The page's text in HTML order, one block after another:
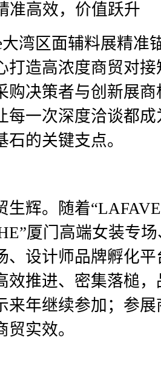
准高效，价值跃升
大湾区面辅料展精准
打造高浓度商贸对
购决策者与创新展
每一次深度洽谈都
的关键支点。
生辉。随着
厦门高端女装专
、设计师品牌孵化
效推进、密集落槌
来年继续参加；参
实效。